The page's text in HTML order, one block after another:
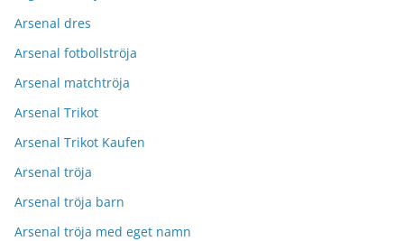
Arsenal dres
Arsenal fotbollströja
Arsenal matchtröja
Arsenal Trikot
Arsenal Trikot Kaufen
Arsenal tröja
Arsenal tröja barn
Arsenal tröja med eget namn